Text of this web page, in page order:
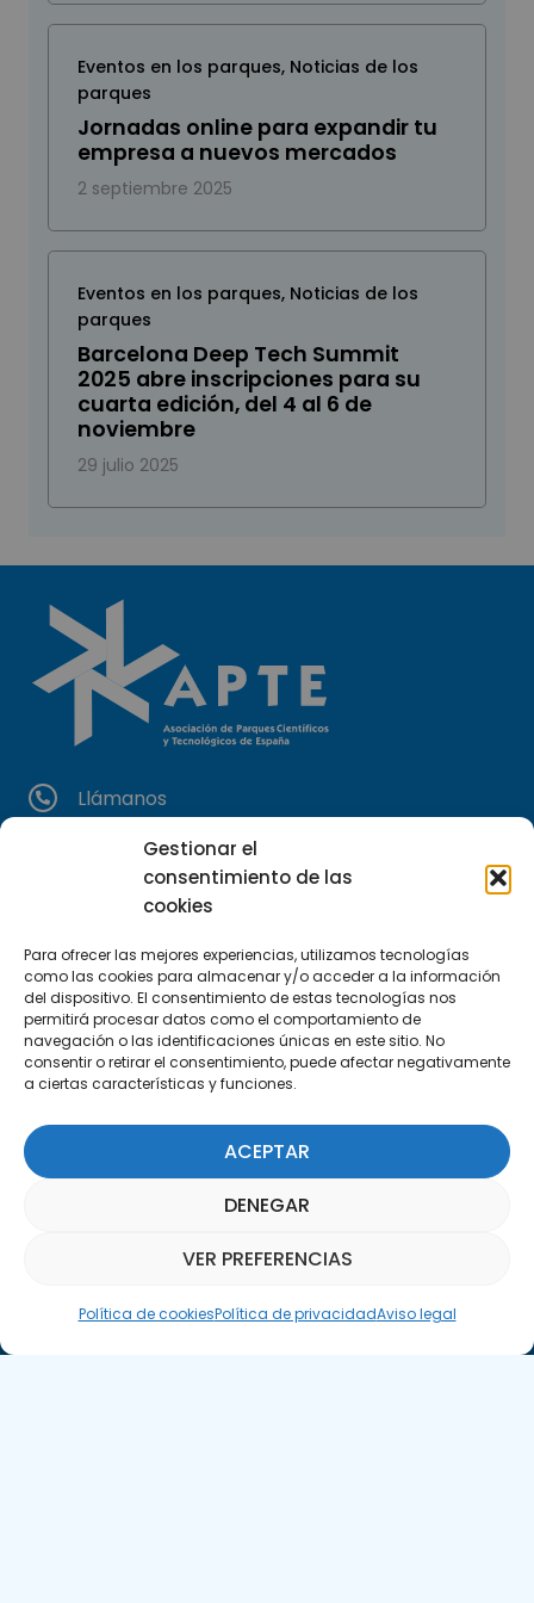
Gestionar el
consentimiento de las
cookies
Para ofrecer las mejores experiencias, utilizamos tecnologías
como las cookies para almacenar y/o acceder a la información
del dispositivo. El consentimiento de estas tecnologías nos
permitirá procesar datos como el comportamiento de
navegación o las identificaciones únicas en este sitio. No
consentir o retirar el consentimiento, puede afectar negativamente
a ciertas características y funciones.
ACEPTAR
DENEGAR
VER PREFERENCIAS
Política de cookiesPolítica de privacidadAviso legal
Eventos en los parques, Noticias de los
parques
Jornadas online para expandir tu
empresa a nuevos mercados
2 septiembre 2025
Eventos en los parques, Noticias de los
parques
Barcelona Deep Tech Summit
2025 abre inscripciones para su
cuarta edición, del 4 al 6 de
noviembre
29 julio 2025
Llámanos
Escríbenos
info@apte.org
Encuéntranos
C/Marie Curie, 35
29590 Campanillas, Málaga
Suscríbete a nuestra Newsletter
SUSCRÍBETE AQUÍ